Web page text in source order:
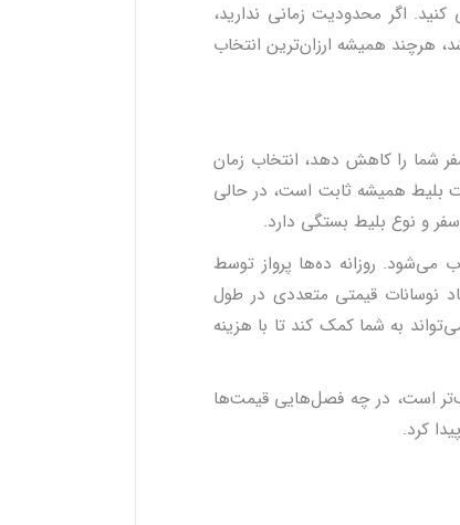
اگر محدودیت زمانی ندارید،
هرچند همیشه ارزان‌ترین انتخاب
شما را کاهش دهد، انتخاب زمان
بلیط همیشه ثابت است، در حالی
و نوع بلیط بستگی دارد.
می‌شود. روزانه ده‌ها پرواز توسط
نوسانات قیمتی متعددی در طول
به شما کمک کند تا با هزینه
است، در چه فصل‌هایی قیمت‌ها
کرد.